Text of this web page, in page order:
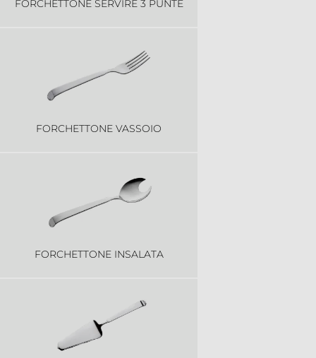
FORCHETTONE SERVIRE 3 PUNTE
FORCHETTONE VASSOIO
FORCHETTONE INSALATA